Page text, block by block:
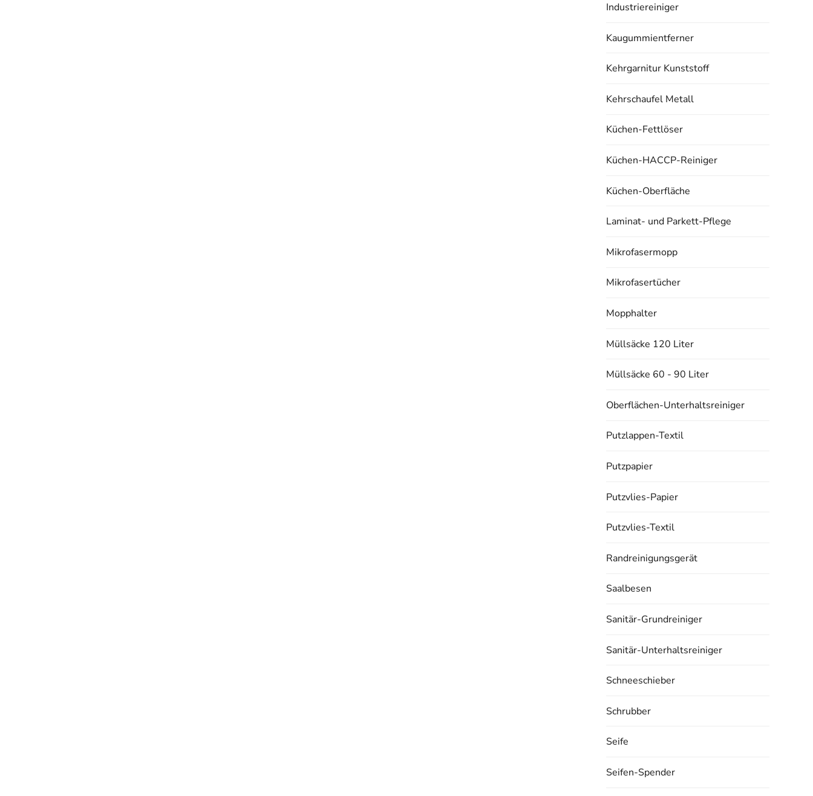
Industriereiniger
Kaugummientferner
Kehrgarnitur Kunststoff
Kehrschaufel Metall
Küchen-Fettlöser
Küchen-HACCP-Reiniger
Küchen-Oberfläche
Laminat- und Parkett-Pflege
Mikrofasermopp
Mikrofasertücher
Mopphalter
Müllsäcke 120 Liter
Müllsäcke 60 - 90 Liter
Oberflächen-Unterhaltsreiniger
Putzlappen-Textil
Putzpapier
Putzvlies-Papier
Putzvlies-Textil
Randreinigungsgerät
Saalbesen
Sanitär-Grundreiniger
Sanitär-Unterhaltsreiniger
Schneeschieber
Schrubber
Seife
Seifen-Spender